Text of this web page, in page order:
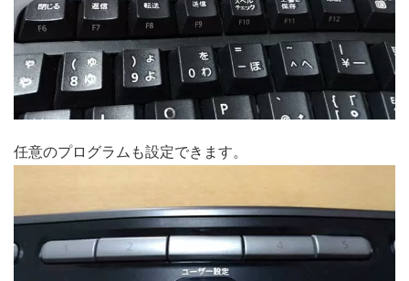
任意のプログラムも設定できます。